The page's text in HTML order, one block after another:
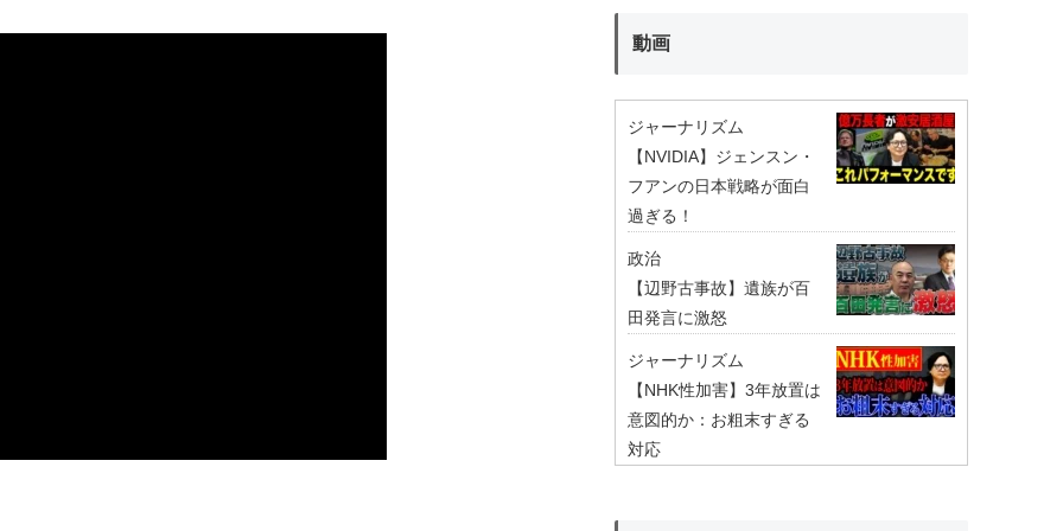
動画
ジャーナリズム
【NVIDIA】ジェンスン・
フアンの日本戦略が面白
過ぎる！
政治
【辺野古事故】遺族が百
田発言に激怒
ジャーナリズム
【NHK性加害】3年放置は
意図的か：お粗末すぎる
対応